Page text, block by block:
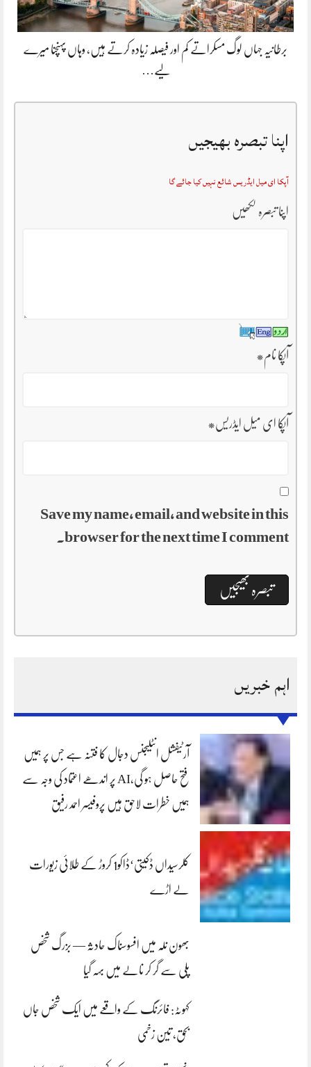
برطانیہ جہاں لوگ مسکراتے کم اور فیصلہ زیادہ کرتے ہیں، وہاں پہنچنا میرے
لیے…
اپنا تبصرہ بھیجیں
آپکا ای میل ایڈریس شائع نہیں کیا جائے گا
اپنا تبصرہ لکھیں
آپکا نام*
آپکا ای میل ایڈریس*
Save my name, email, and website in this
browser for the next time I comment.
اہم خبریں
آرٹیفشل انٹلیجنس دجال کا فتنہ ہے جس پر ہمیں
فتح حاصل ہو گی،AI پر اندھے اعتماد کی وجہ سے
ہمیں خطرات لاحق ہیں پروفیسر احمد رفیق
کلرسیداں ڈکیتی‘ڈاکو1 کروڑ کے طلائی زیورات
لے اڑے
بھون نلہ میں افسوسناک حادثہ — بزرگ شخص
پلی سے گر کر نالے میں بہہ گیا
کہوٹہ: فائرنگ کے واقعے میں ایک شخص جاں
بحق، تین زخمی